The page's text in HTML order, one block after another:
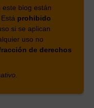
este blog están
prohibido
si se aplican
uso no
de derechos